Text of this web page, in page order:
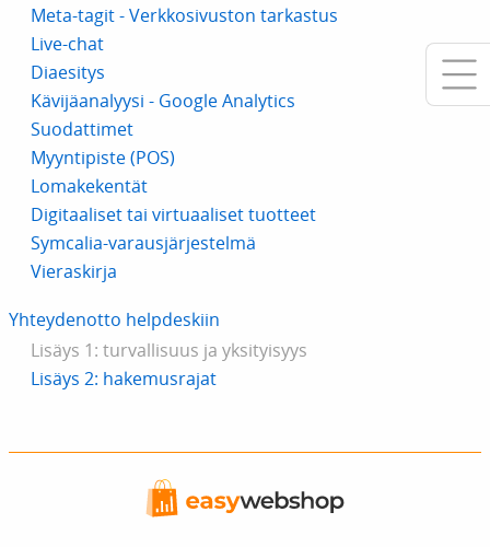
Meta-tagit - Verkkosivuston tarkastus
Live-chat
Diaesitys
Kävijäanalyysi - Google Analytics
Suodattimet
Myyntipiste (POS)
Lomakekentät
Digitaaliset tai virtuaaliset tuotteet
Symcalia-varausjärjestelmä
Vieraskirja
Yhteydenotto helpdeskiin
Lisäys 1: turvallisuus ja yksityisyys
Lisäys 2: hakemusrajat